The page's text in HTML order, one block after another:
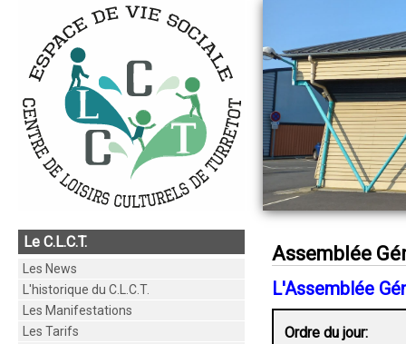
Le C.L.C.T.
Les News
L'historique du C.L.C.T.
Les Manifestations
Les Tarifs
Assemblée
L'Assemblée
Ordre du jour: